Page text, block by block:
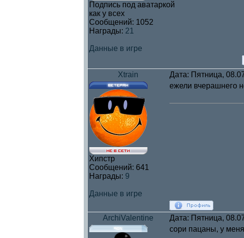
Подпись под аватаркой
как у всех
Сообщений: 1052
Награды: 21
Данные в игре
Xtrain Дата: Пятница,
Хипстр
Сообщений: 641
Награды: 9
Данные в игре
ежели вчерашнего
ArchiValentine Дата: Пятница,
сори пацаны, у